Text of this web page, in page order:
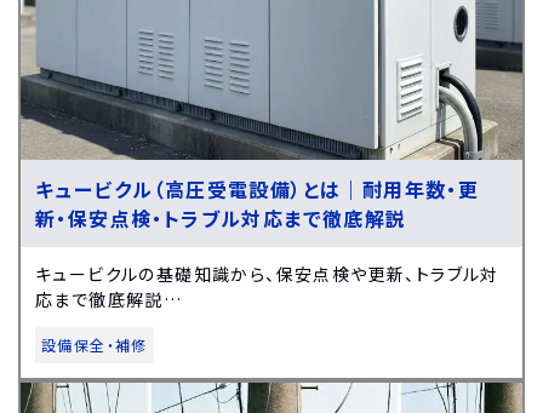
キュービクル（高圧受電設備）とは｜耐用年数・更
新・保安点検・トラブル対応まで徹底解説
キュービクルの基礎知識から、保安点検や更新、トラブル対
応まで徹底解説…
設備保全・補修